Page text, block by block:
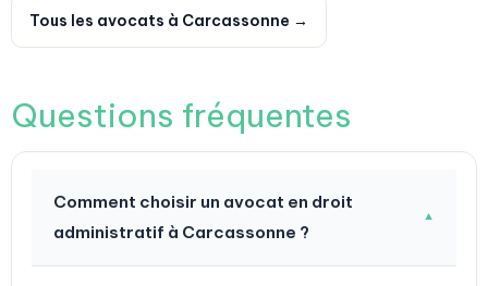
Tous les avocats à Carcassonne →
Questions fréquentes
Comment choisir un avocat en droit
administratif à Carcassonne ?
▼